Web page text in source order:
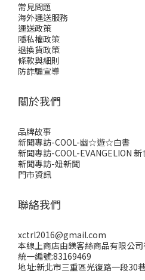
常見問題
海外運送服務
運送政策
隱私權政策
退換貨政策
條款與細則
防詐騙宣導
關於我們
品牌故事
新聞專訪-COOL-幽☆遊☆白書
新聞專訪-COOL-EVANGELION
新聞專訪-妞新聞
門市資訊
聯絡我們
xctrl2016@gmail.com
本線上商店由鎂客絲商品有限公
統一編號:83169469
地址:新北市三重區光復路一段30